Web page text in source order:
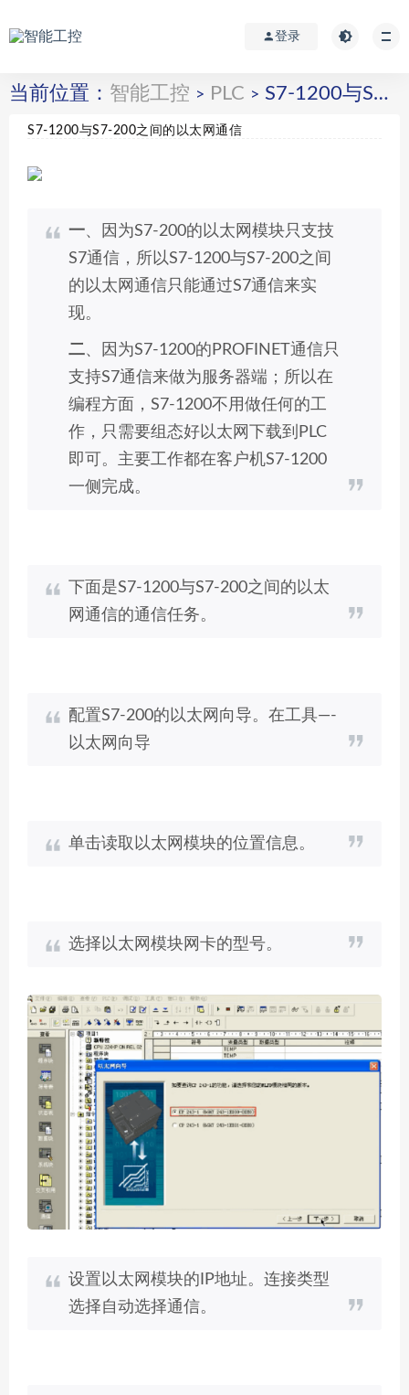
登录
当前位置： 智能工控 > PLC > S7-1200与S7-200之间的以太网通信
S7-1200与S7-200之间的以太网通信
一、因为S7-200的以太网模块只支技
S7通信，所以S7-1200与S7-200之间
的以太网通信只能通过S7通信来实
现。
二、因为S7-1200的PROFINET通信只
支持S7通信来做为服务器端；所以在
编程方面，S7-1200不用做任何的工
作，只需要组态好以太网下载到PLC
即可。主要工作都在客户机S7-1200
一侧完成。
下面是S7-1200与S7-200之间的以太
网通信的通信任务。
配置S7-200的以太网向导。在工具—-
以太网向导
单击读取以太网模块的位置信息。
选择以太网模块网卡的型号。
设置以太网模块的IP地址。连接类型
选择自动选择通信。